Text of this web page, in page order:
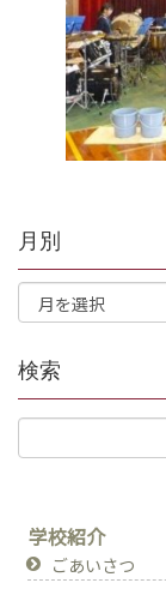
月別
検索
学校紹介
ごあいさつ